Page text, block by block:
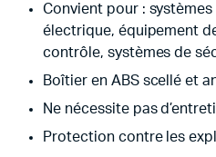
Convient pour : systèmes
électrique, équipement
contrôle, systèmes de
Boîtier en ABS scellé et
Ne nécessite pas
Protection contre les